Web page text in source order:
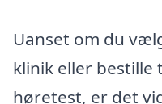
Uanset om du
klinik eller bestille
høretest, er det